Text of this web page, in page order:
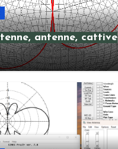
antenne, cattive